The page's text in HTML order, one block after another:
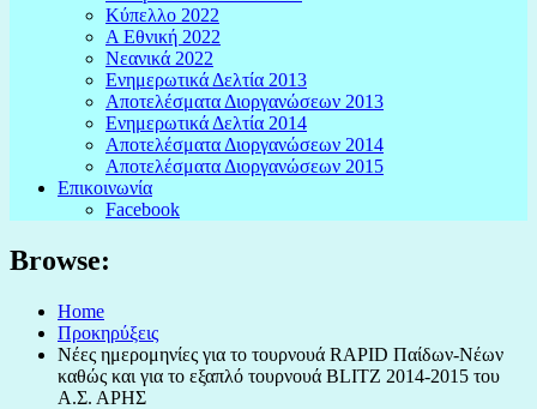
Κύπελλο 2022
Α Εθνική 2022
Νεανικά 2022
Ενημερωτικά Δελτία 2013
Αποτελέσματα Διοργανώσεων 2013
Ενημερωτικά Δελτία 2014
Αποτελέσματα Διοργανώσεων 2014
Αποτελέσματα Διοργανώσεων 2015
Επικοινωνία
Facebook
Browse:
Home
Προκηρύξεις
Νέες ημερομηνίες για το τουρνουά RAPID Παίδων-Νέων
καθώς και για το εξαπλό τουρνουά BLITZ 2014-2015 του
Α.Σ. ΑΡΗΣ